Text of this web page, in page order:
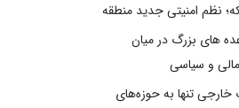
نظم امنیتی جدید منطقه
های بزرگ در میان
و سیاسی
تنها به حوزه‌های